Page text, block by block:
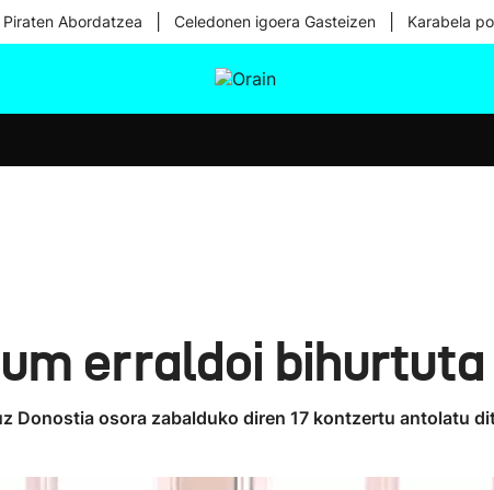
Abordatzea Celedonen igoera Gasteizen Karabela
erraldoi bihurtuta
Donostia osora zabalduko diren 17 kontzertu antolatu